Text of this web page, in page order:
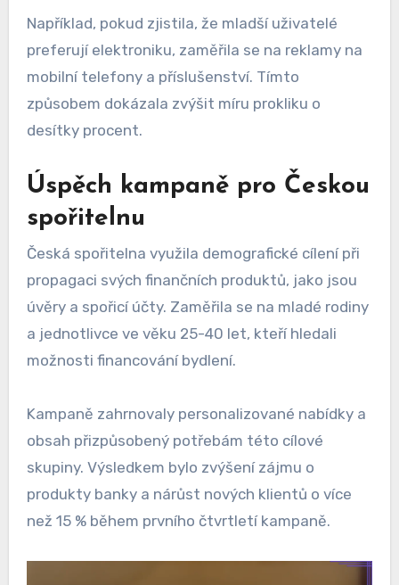
Například, pokud zjistila, že mladší uživatelé
preferují elektroniku, zaměřila se na reklamy na
mobilní telefony a příslušenství. Tímto
způsobem dokázala zvýšit míru prokliku o
desítky procent.
Úspěch kampaně pro Českou
spořitelnu
Česká spořitelna využila demografické cílení při
propagaci svých finančních produktů, jako jsou
úvěry a spořicí účty. Zaměřila se na mladé rodiny
a jednotlivce ve věku 25-40 let, kteří hledali
možnosti financování bydlení.
Kampaně zahrnovaly personalizované nabídky a
obsah přizpůsobený potřebám této cílové
skupiny. Výsledkem bylo zvýšení zájmu o
produkty banky a nárůst nových klientů o více
než 15 % během prvního čtvrtletí kampaně.